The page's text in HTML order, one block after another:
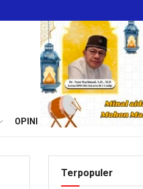
OPINI INDEKS
Terpopuler